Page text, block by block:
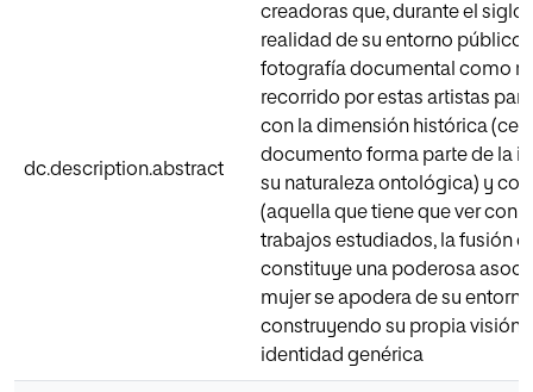
dc.description.abstract
creadoras que, durante el siglo
realidad de su entorno público
fotografía documental como
recorrido por estas artistas
con la dimensión histórica
documento forma parte de la
su naturaleza ontológica) y
(aquella que tiene que ver con
trabajos estudiados, la fusión
constituye una poderosa
mujer se apodera de su
construyendo su propia visión
identidad genérica